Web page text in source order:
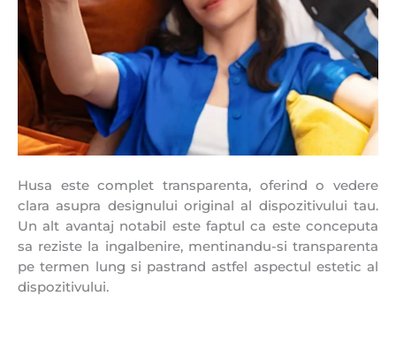
Husa este complet transparenta, oferind o vedere
clara asupra designului original al dispozitivului tau.
Un alt avantaj notabil este faptul ca este conceputa
sa reziste la ingalbenire, mentinandu-si transparenta
pe termen lung si pastrand astfel aspectul estetic al
dispozitivului.